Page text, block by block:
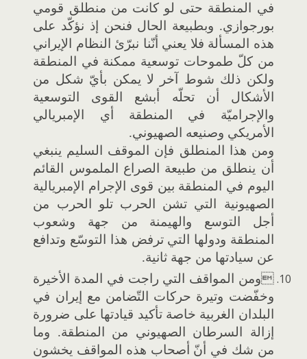
في المنطقة حتى لو كانت من منطلق قومي
بورجوازي. وبطبيعة الحال فنحن إذ نؤكّد على
هذه المسألة فلا يعني أنّنا نبرّئ النظام الإيراني
من كلّ طموحات توسعية ممكنة في المنطقة
ولكن ذلك شوط آخر لا يمكن بأيّ شكل من
الأشكال أن تحلّه أبشع القوى التوسعية
والإجراميّة في المنطقة أي الإمبريالي
الأمريكي وصنيعه الصهيوني.
ومن هذا المنطلق فإن الموقف السليم ينبغي
أن ينطلق من طبيعة الصراع الملموس القائم
اليوم في المنطقة بين قوى الإجرام الإمبريالية
الصهيونية التي تشن الحرب تلو الحرب من
أجل التوسع والهيمنة من جهة وشعوب
المنطقة ودولها التي ترفض هذا التوسّع وتدافع
عن سيادتها من جهة ثانية.
ومن المواقف التي راجت في المدة الأخيرة
وخفّضت وتيرة حركات التّضامن مع إيران في
البلدان الغربية خاصة تأكيد قيادتها على ضرورة
إزالة السرطان الصهيوني من المنطقة. وما
من شك في أنّ أصحاب هذه المواقف يخشون